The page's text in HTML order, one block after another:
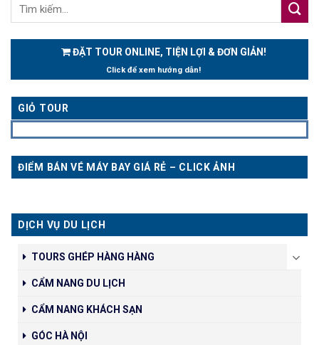
ĐẶT TOUR ONLINE, TIỆN LỢI & ĐƠN GIẢN!
Click để xem hướng dẫn!
GIỎ TOUR
ĐIỂM BÁN VÉ MÁY BAY GIÁ RẺ – CLICK ẢNH
DỊCH VỤ DU LỊCH
TOURS GHÉP HÀNG HÀNG
CẨM NANG DU LỊCH
CẨM NANG KHÁCH SẠN
GÓC HÀ NỘI